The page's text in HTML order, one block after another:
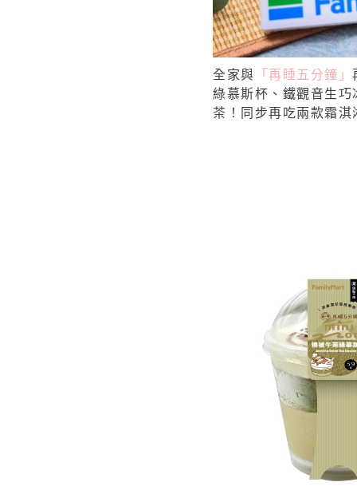
全家與 「再睡五分鐘」
綠慕斯杯、鐵觀音生
茶！同步再吃兩款霜